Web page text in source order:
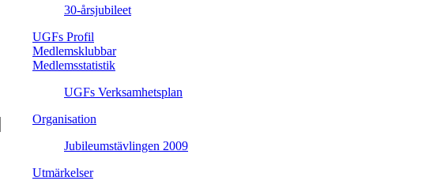
30-årsjubileet
UGFs Profil
Medlemsklubbar
Medlemsstatistik
UGFs Verksamhetsplan
Organisation
Jubileumstävlingen 2009
Utmärkelser